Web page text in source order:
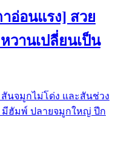
อ่อนแรง] สวย
วานเปลี่ยนเป็น
นจมูก​ไม่โด่ง และสันช่วง
มีฮัมพ์ ปลายจมูก​ใหญ่​ ปีก